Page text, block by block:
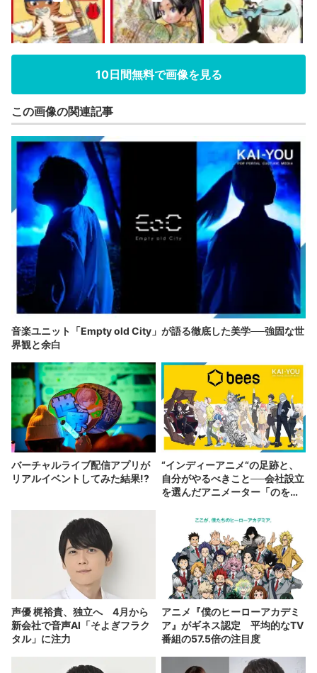
10日間無料で画像を見る
この画像の関連記事
音楽ユニット「Empty old City」が語る徹底した美学──強固な世
界観と余白
バーチャルライブ配信アプリが
リアルイベントしてみた結果!?
“インディーアニメ“の足跡と、
自分がやるべきこと──会社設立
を選んだアニメーター「のを
声優 梶裕貴、独立へ 4月から
新会社で音声AI「そよぎフラク
タル」に注力
アニメ『僕のヒーローアカデミ
ア』がギネス認定 平均的なTV
番組の57.5倍の注目度